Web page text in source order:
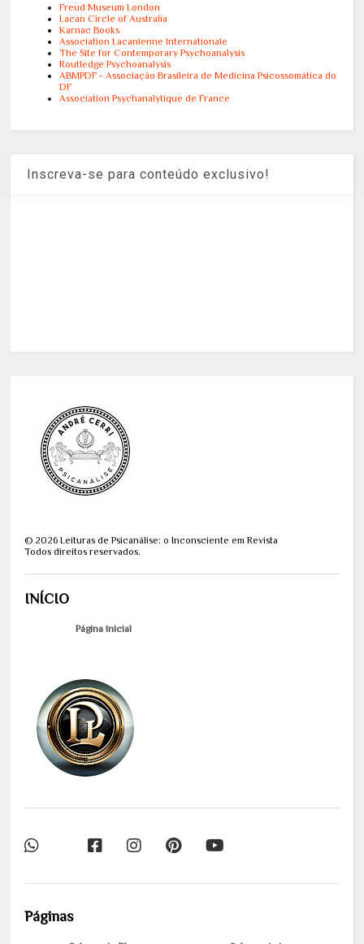
Freud Museum London
Lacan Circle of Australia
Karnac Books
Association Lacanienne Internationale
The Site for Contemporary Psychoanalysis
Routledge Psychoanalysis
ABMPDF - Associação Brasileira de Medicina Psicossomática do
DF
Association Psychanalytique de France
Inscreva-se para conteúdo exclusivo!
© 2026 Leituras de Psicanálise: o Inconsciente em Revista
Todos direitos reservados.
INÍCIO
Página inicial
Páginas